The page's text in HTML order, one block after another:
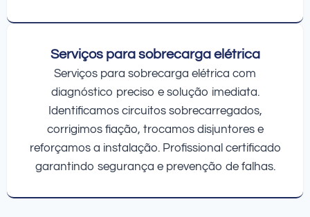
Serviços para sobrecarga elétrica
Serviços para sobrecarga elétrica com
diagnóstico preciso e solução imediata.
Identificamos circuitos sobrecarregados,
corrigimos fiação, trocamos disjuntores e
reforçamos a instalação. Profissional certificado
garantindo segurança e prevenção de falhas.